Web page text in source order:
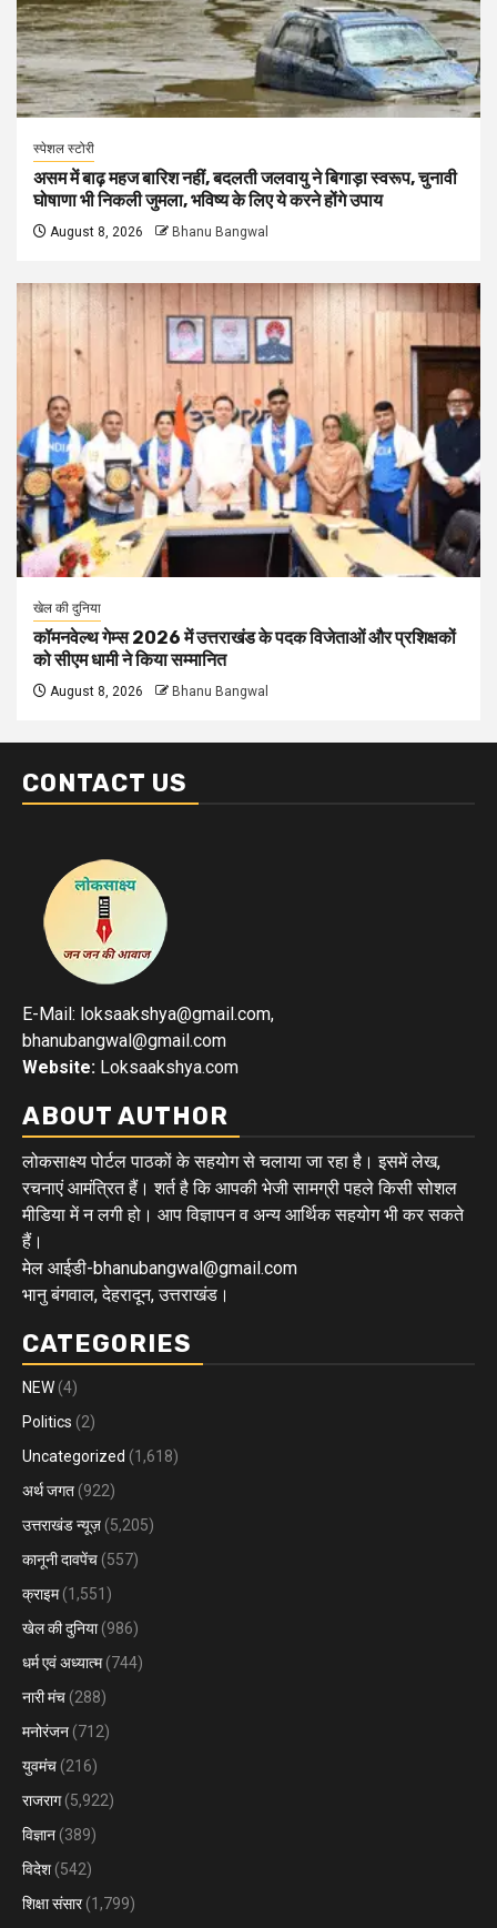
स्पेशल स्टोरी
असम में बाढ़ महज बारिश नहीं, बदलती जलवायु ने बिगाड़ा स्वरूप, चुनावी
घोषाणा भी निकली जुमला, भविष्य के लिए ये करने होंगे उपाय
August 8, 2026 Bhanu Bangwal
खेल की दुनिया
कॉमनवेल्थ गेम्स 2026 में उत्तराखंड के पदक विजेताओं और प्रशिक्षकों
को सीएम धामी ने किया सम्मानित
August 8, 2026 Bhanu Bangwal
CONTACT US
E-Mail: loksaakshya@gmail.com,
bhanubangwal@gmail.com
Website: Loksaakshya.com
ABOUT AUTHOR
लोकसाक्ष्य पोर्टल पाठकों के सहयोग से चलाया जा रहा है। इसमें लेख,
रचनाएं आमंत्रित हैं। शर्त है कि आपकी भेजी सामग्री पहले किसी सोशल
मीडिया में न लगी हो। आप विज्ञापन व अन्य आर्थिक सहयोग भी कर सकते
हैं।
मेल आईडी-bhanubangwal@gmail.com
भानु बंगवाल, देहरादून, उत्तराखंड।
CATEGORIES
NEW (4)
Politics (2)
Uncategorized (1,618)
अर्थ जगत (922)
उत्तराखंड न्यूज़ (5,205)
कानूनी दावपेंच (557)
क्राइम(1,551)
खेल की दुनिया(986)
धर्म एवं अध्यात्म(744)
नारी मंच (288)
मनोरंजन (712)
युवमंच (216)
राजराग(5,922)
विज्ञान (389)
विदेश (542)
शिक्षा संसार(1,799)